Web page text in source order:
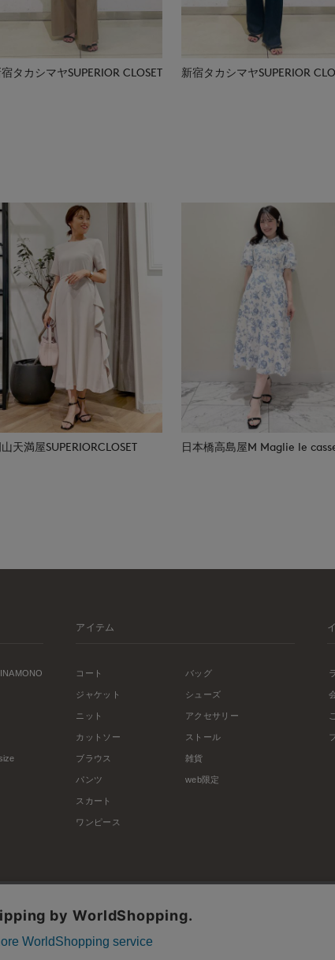
タカシマヤSUPERIOR CLOSET 新宿タカシマヤSUPERIOR
天満屋SUPERIORCLOSET
アイテム
コート
ジャケット
ニット
カットソー
ブラウス
パンツ
スカート
ワンピース
バッグ
シューズ
アクセサリー
ストール
雑貨
web限定